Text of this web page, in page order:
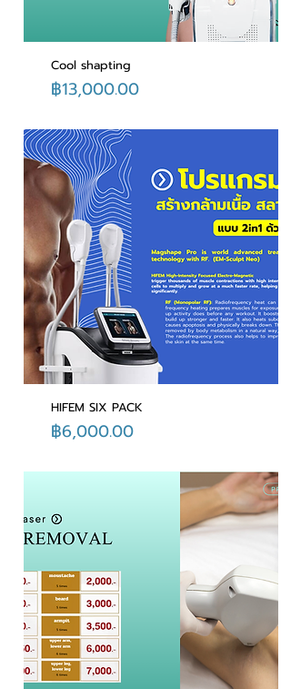
Cool shapting
ราคา
฿13,000.00
HIFEM SIX PACK
ราคา
฿6,000.00